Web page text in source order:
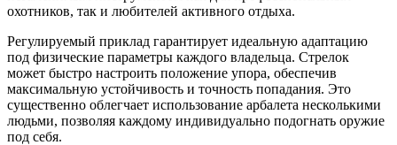
охотников, так и любителей активного отдыха.
Регулируемый приклад гарантирует идеальную адаптацию
под физические параметры каждого владельца. Стрелок
может быстро настроить положение упора, обеспечив
максимальную устойчивость и точность попадания. Это
существенно облегчает использование арбалета несколькими
людьми, позволяя каждому индивидуально подогнать оружие
под себя.